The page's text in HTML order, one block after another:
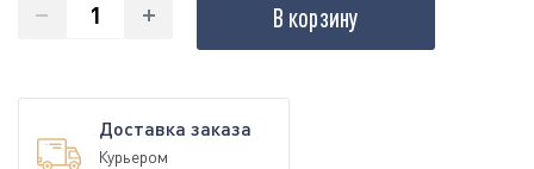
В корзину
Доставка заказа
Курьером